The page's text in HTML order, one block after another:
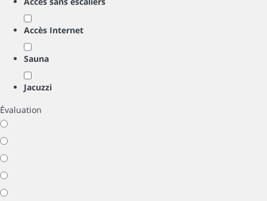
Accès Internet
Sauna
Jacuzzi
Évaluation